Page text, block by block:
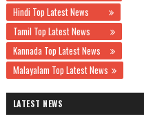
Hindi Top Latest News
Tamil Top Latest News
Kannada Top Latest News
Malayalam Top Latest News
LATEST NEWS